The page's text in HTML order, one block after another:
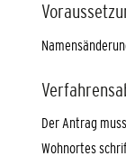
Der Antrag
Wohnortes